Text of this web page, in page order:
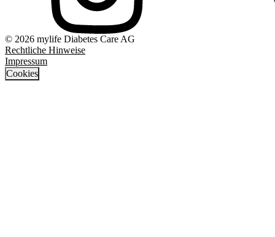
© 2026 mylife Diabetes Care AG
Rechtliche Hinweise
Impressum
Cookies